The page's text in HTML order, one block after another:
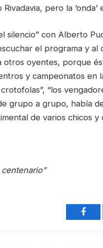
pero la ‘onda’
silencio” con Alberto
el programa y al
otros oyentes, porque
y campeonatos en
“los
grupo a grupo, había
de varios chicos y